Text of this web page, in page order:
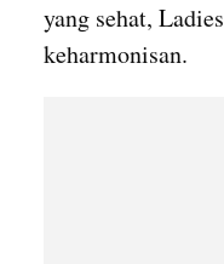
yang sehat,
keharmonisan.